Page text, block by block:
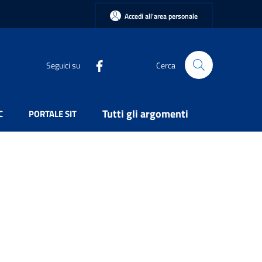
Accedi all'area personale
Seguici su Cerca
PORTALE SIT Tutti gli argomenti